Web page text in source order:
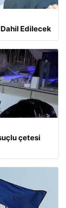
Edilecek
çetesi